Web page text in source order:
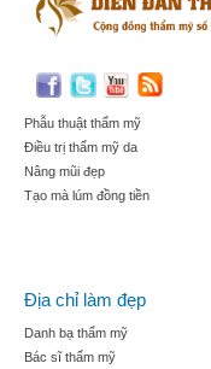
Phẫu thuật thẩm mỹ
Điều trị thẩm mỹ da
Nâng mũi đẹp
Tạo mà lúm đồng tiền
Địa chỉ làm đẹp
Danh bạ thẩm mỹ
Bác sĩ thẩm mỹ